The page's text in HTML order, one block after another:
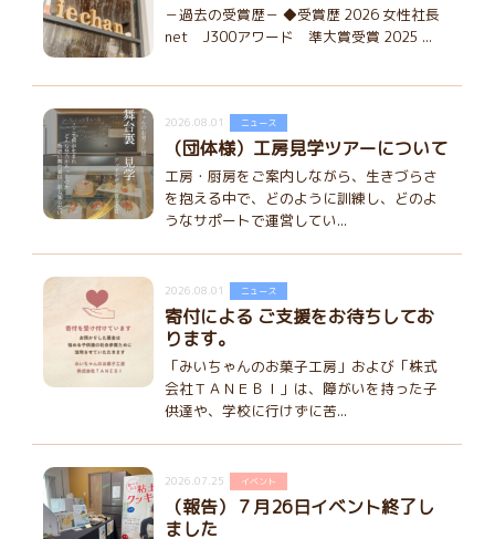
－過去の受賞歴－ ◆受賞歴 2026 女性社長
net J300アワード 準大賞受賞 2025 ...
2026.08.01 ニュース
（団体様）工房見学ツアーについて
工房・厨房をご案内しながら、生きづらさ
を抱える中で、どのように訓練し、どのよ
うなサポートで運営してい...
2026.08.01 ニュース
寄付による ご支援をお待ちしてお
ります。
「みいちゃんのお菓子工房」および「株式
会社ＴＡＮＥＢＩ」は、障がいを持った子
供達や、学校に行けずに苦...
2026.07.25 イベント
（報告）７月26日イベント終了し
ました